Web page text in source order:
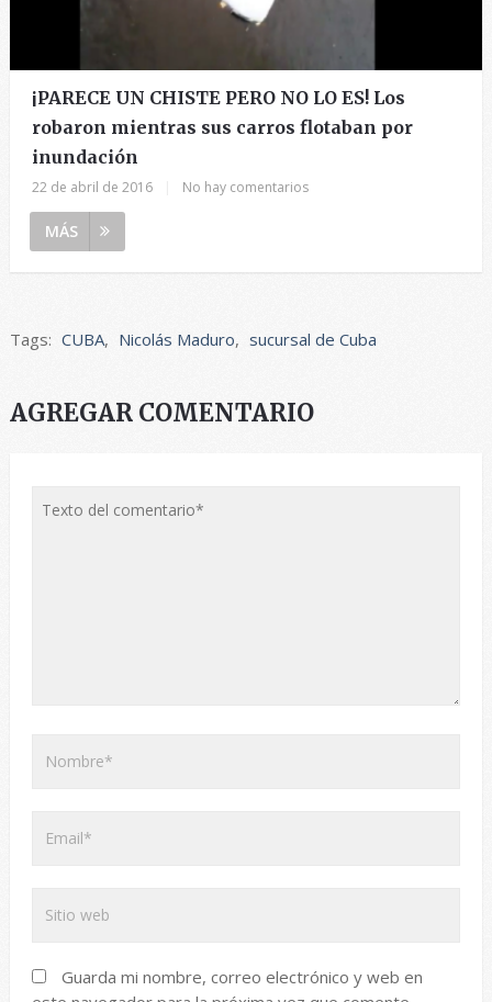
¡PARECE UN CHISTE PERO NO LO ES! Los
robaron mientras sus carros flotaban por
inundación
22 de abril de 2016 No hay comentarios
MÁS
Tags: CUBA, Nicolás Maduro, sucursal de Cuba
AGREGAR COMENTARIO
Guarda mi nombre, correo electrónico y web en